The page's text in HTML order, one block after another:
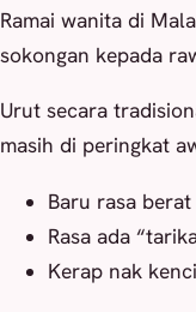
Ramai wanita di
sokongan kepada
Urut secara
masih di peringkat
Baru rasa berat
Rasa ada
Kerap nak